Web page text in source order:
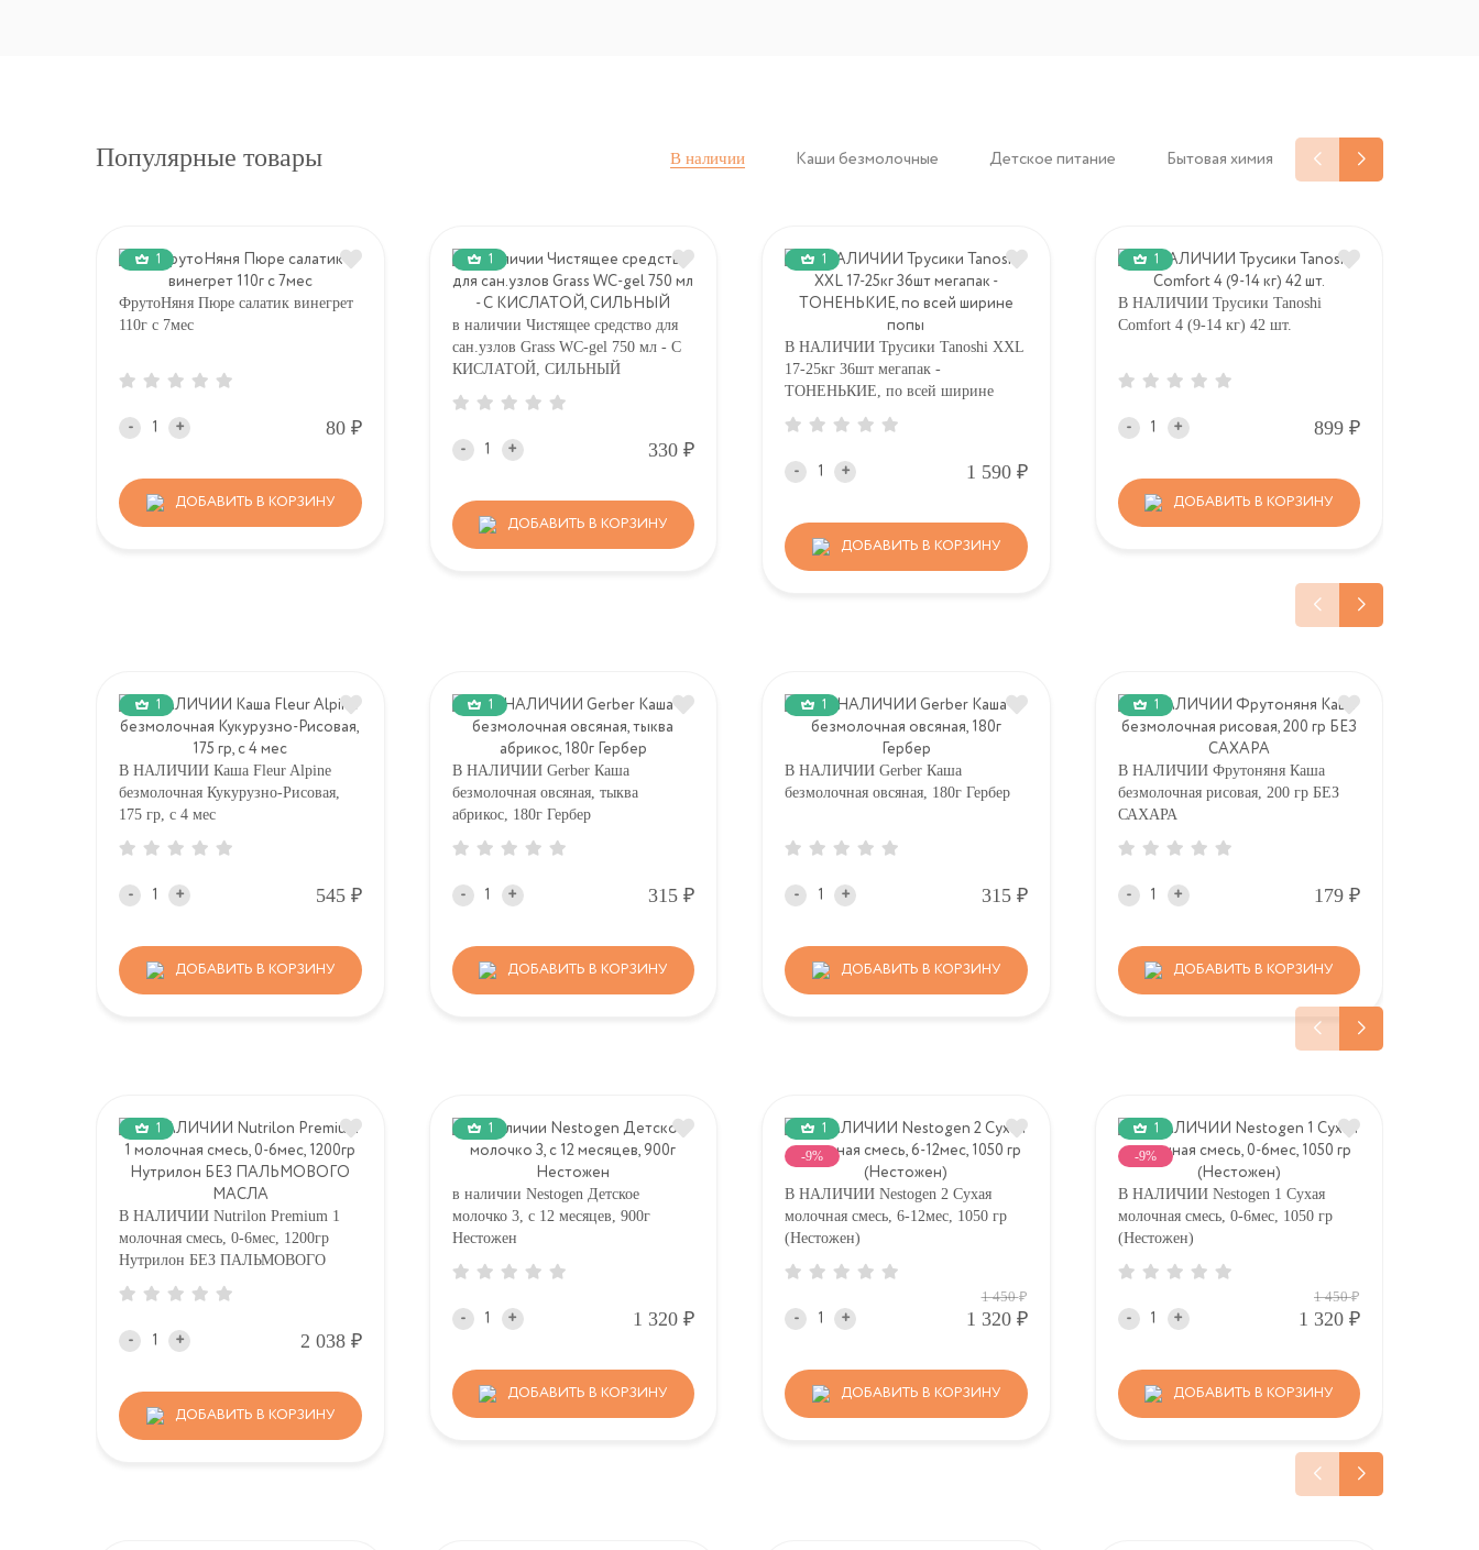
Популярные товары В наличии Каши безмолочные Детское питание Бытовая химия
1
ФрутоНяня Пюре салатик винегрет
110г с 7мес
- + 80 Р
ДОБАВИТЬ В КОРЗИНУ
1
в наличии Чистящее средство для
сан.узлов Grass WC-gel 750 мл - С
КИСЛАТОЙ, СИЛЬНЫЙ
- + 330 Р
ДОБАВИТЬ В КОРЗИНУ
1
В НАЛИЧИИ Трусики Tanoshi XXL
17-25кг 36шт мегапак -
ТОНЕНЬКИЕ, по всей ширине
попы
- + 1 590 Р
ДОБАВИТЬ В КОРЗИНУ
1
В НАЛИЧИИ Трусики Tanoshi
Comfort 4 (9-14 кг) 42 шт.
- + 899 Р
ДОБАВИТЬ В КОРЗИНУ
1
В НАЛИЧИИ Каша Fleur Alpine
безмолочная Кукурузно-Рисовая,
175 гр, с 4 мес
- + 545 Р
ДОБАВИТЬ В КОРЗИНУ
1
В НАЛИЧИИ Gerber Каша
безмолочная овсяная, тыква
абрикос, 180г Гербер
- + 315 Р
ДОБАВИТЬ В КОРЗИНУ
1
В НАЛИЧИИ Gerber Каша
безмолочная овсяная, 180г Гербер
- + 315 Р
ДОБАВИТЬ В КОРЗИНУ
1
В НАЛИЧИИ Фрутоняня Каша
безмолочная рисовая, 200 гр БЕЗ
САХАРА
- + 179 Р
ДОБАВИТЬ В КОРЗИНУ
1
В НАЛИЧИИ Nutrilon Premium 1
молочная смесь, 0-6мес, 1200гр
Нутрилон БЕЗ ПАЛЬМОВОГО
МАСЛА
- + 2 038 Р
ДОБАВИТЬ В КОРЗИНУ
1
в наличии Nestogen Детское
молочко 3, c 12 месяцев, 900г
Нестожен
- + 1 320 Р
ДОБАВИТЬ В КОРЗИНУ
1
-9%
В НАЛИЧИИ Nestogen 2 Сухая
молочная смесь, 6-12мес, 1050 гр
(Нестожен)
- +
1 450Р
1 320 Р
ДОБАВИТЬ В КОРЗИНУ
1
-9%
В НАЛИЧИИ Nestogen 1 Сухая
молочная смесь, 0-6мес, 1050 гр
(Нестожен)
- +
1 450Р
1 320 Р
ДОБАВИТЬ В КОРЗИНУ